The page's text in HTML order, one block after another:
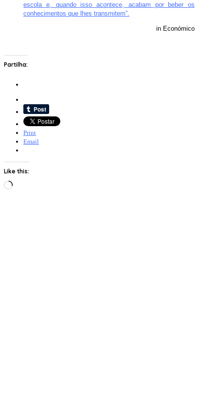
escola e, quando isso acontece, acabam por beber os
conhecimentos que lhes transmitem”.
in Económico
Partilha:
Print
Email
Like this:
Loading…